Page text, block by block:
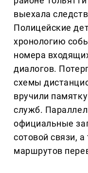
выехала
Полицейские
хронологию
номера
диалогов.
схемы
вручили
служб.
официальные
сотовой связи,
маршрутов